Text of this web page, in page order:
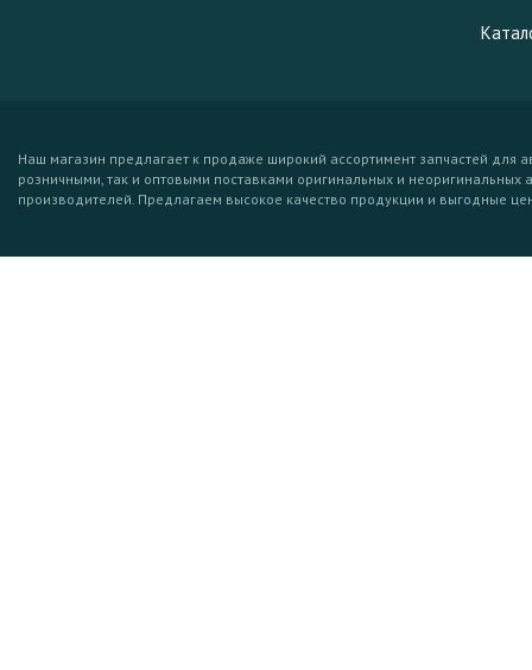
Наш магазин предлагает к продаже широкий ассортимент запчастей для
розничными, так и оптовыми поставками оригинальных и неоригинальных
производителей. Предлагаем высокое качество продукции и выгодные